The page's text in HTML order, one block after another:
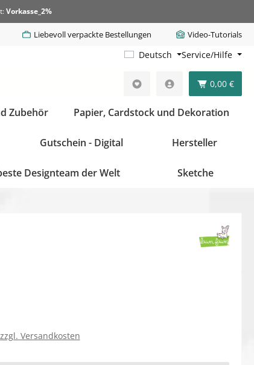
Vorkasse_2%
Liebevoll verpackte Bestellungen Video-Tutorials
Deutsch Service/Hilfe
0,00 €
Zubehör Papier, Cardstock und Dekoration
Gutschein - Digital Hersteller
Designteam der Welt Sketche
Versandkosten